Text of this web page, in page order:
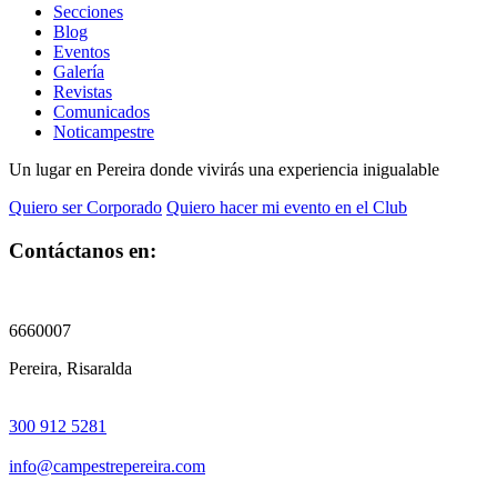
Secciones
Blog
Eventos
Galería
Revistas
Comunicados
Noticampestre
Un lugar en Pereira donde vivirás una experiencia inigualable
Quiero ser Corporado Quiero hacer mi evento en el Club
Contáctanos en:
6660007
Pereira, Risaralda
300 912 5281
info@campestrepereira.com